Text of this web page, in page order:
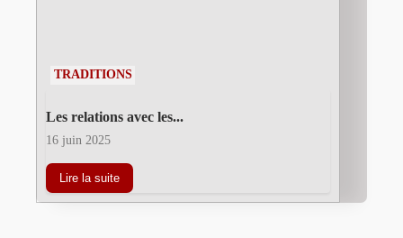
TRADITIONS
Les relations avec les...
16 juin 2025
Lire la suite